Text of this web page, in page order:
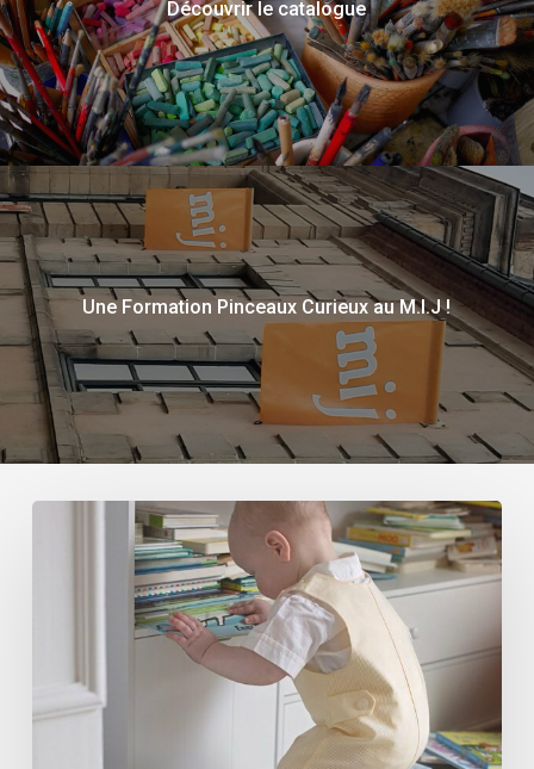
Découvrir le catalogue
Une Formation Pinceaux Curieux au M.I.J !
l’art